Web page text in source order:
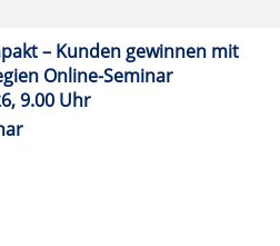
– Kunden gewinnen mit
Online-Seminar
9.00 Uhr